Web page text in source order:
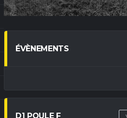
ÉVÈNEMENTS
D1 POULE F